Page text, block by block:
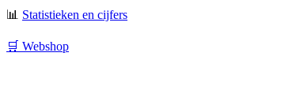
📊 Statistieken en cijfers
🛒 Webshop